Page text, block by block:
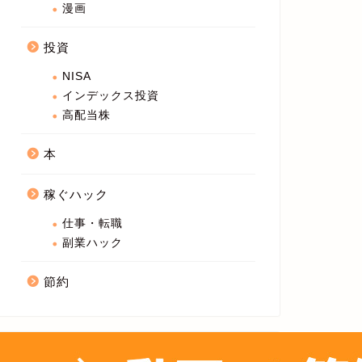
漫画
投資
NISA
インデックス投資
高配当株
本
稼ぐハック
仕事・転職
副業ハック
節約